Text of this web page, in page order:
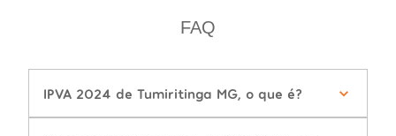
FAQ
IPVA 2024 de Tumiritinga MG, o que é?